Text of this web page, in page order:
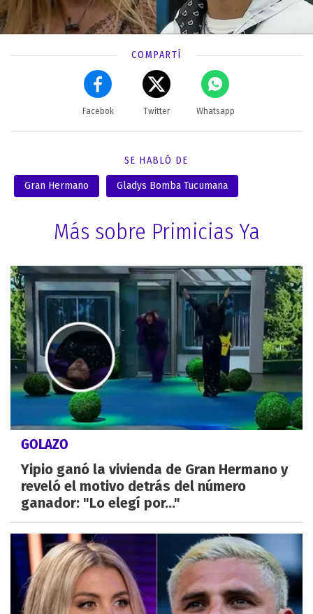
COMPARTÍ
Facebok Twitter Whatsapp
SE HABLÓ DE
Gran Hermano Gladys Bomba Tucumana
Más sobre Primicias Ya
GOLAZO
Yipio ganó la vivienda de Gran Hermano y
reveló el motivo detrás del número
ganador: "Lo elegí por..."